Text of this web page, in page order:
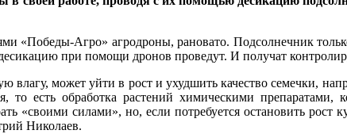
«Победы-Агро» агродроны, рановато. Подсолнечник
при помощи дронов проведут. И получат
влагу, может уйти в рост и ухудшить качество семечки,
то есть обработка растений химическими
«своими силами», но, если потребуется остановить рост
Николаев.